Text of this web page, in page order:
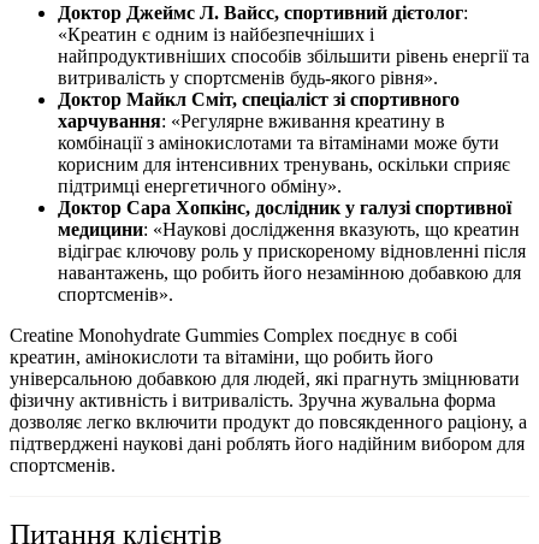
Доктор Джеймс Л. Вайсс, спортивний дієтолог:
«Креатин є одним із найбезпечніших і
найпродуктивніших способів збільшити рівень енергії та
витривалість у спортсменів будь-якого рівня».
Доктор Майкл Сміт, спеціаліст зі спортивного
харчування: «Регулярне вживання креатину в
комбінації з амінокислотами та вітамінами може бути
корисним для інтенсивних тренувань, оскільки сприяє
підтримці енергетичного обміну».
Доктор Сара Хопкінс, дослідник у галузі спортивної
медицини: «Наукові дослідження вказують, що креатин
відіграє ключову роль у прискореному відновленні після
навантажень, що робить його незамінною добавкою для
спортсменів».
Creatine Monohydrate Gummies Complex поєднує в собі
креатин, амінокислоти та вітаміни, що робить його
універсальною добавкою для людей, які прагнуть зміцнювати
фізичну активність і витривалість. Зручна жувальна форма
дозволяє легко включити продукт до повсякденного раціону, а
підтверджені наукові дані роблять його надійним вибором для
спортсменів.
Питання клієнтів